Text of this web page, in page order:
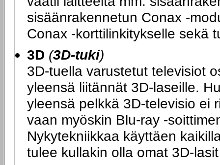
sisäänrakennetun Conax -
Conax -korttilinkitykselle sekä
3D (3D-tuki)
3D-tuella varustetut televisiot
yleensä liitännät 3D-laseille.
yleensä pelkkä 3D-televisio ei
vaan myöskin Blu-ray -
Nykytekniikkaa käyttäen
tulee kullakin olla omat 3D-